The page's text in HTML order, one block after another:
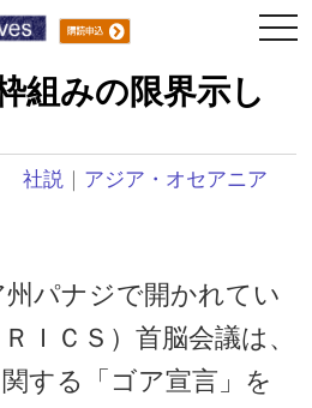
組みの限界示し
社説 ｜ アジア・オセアニア
パナジで開かれてい
ＩＣＳ）首脳会議は、
する「ゴア宣言」を